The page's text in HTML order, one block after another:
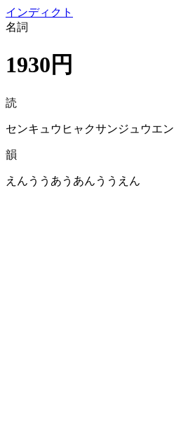
インディクト
名詞
1930円
読
センキュウヒャクサンジュウエン
韻
えんううあうあんううえん